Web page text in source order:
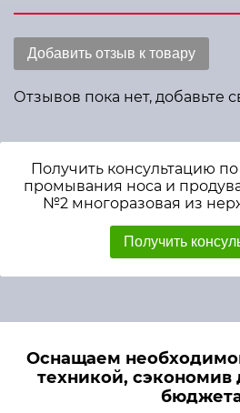
Добавить отзыв к товару
Отзывов пока нет, добавьте
Получить консультацию
промывания носа и
№2 многоразовая из
Получить
Оснащаем
техникой, сэкономив